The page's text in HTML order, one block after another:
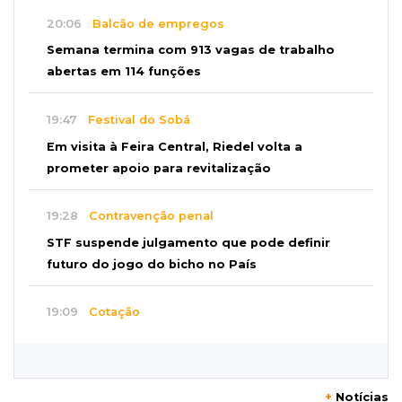
20:06 Balcão de empregos
Semana termina com 913 vagas de trabalho
abertas em 114 funções
19:47 Festival do Sobá
Em visita à Feira Central, Riedel volta a
prometer apoio para revitalização
19:28 Contravenção penal
STF suspende julgamento que pode definir
futuro do jogo do bicho no País
19:09 Cotação
+ Notícias